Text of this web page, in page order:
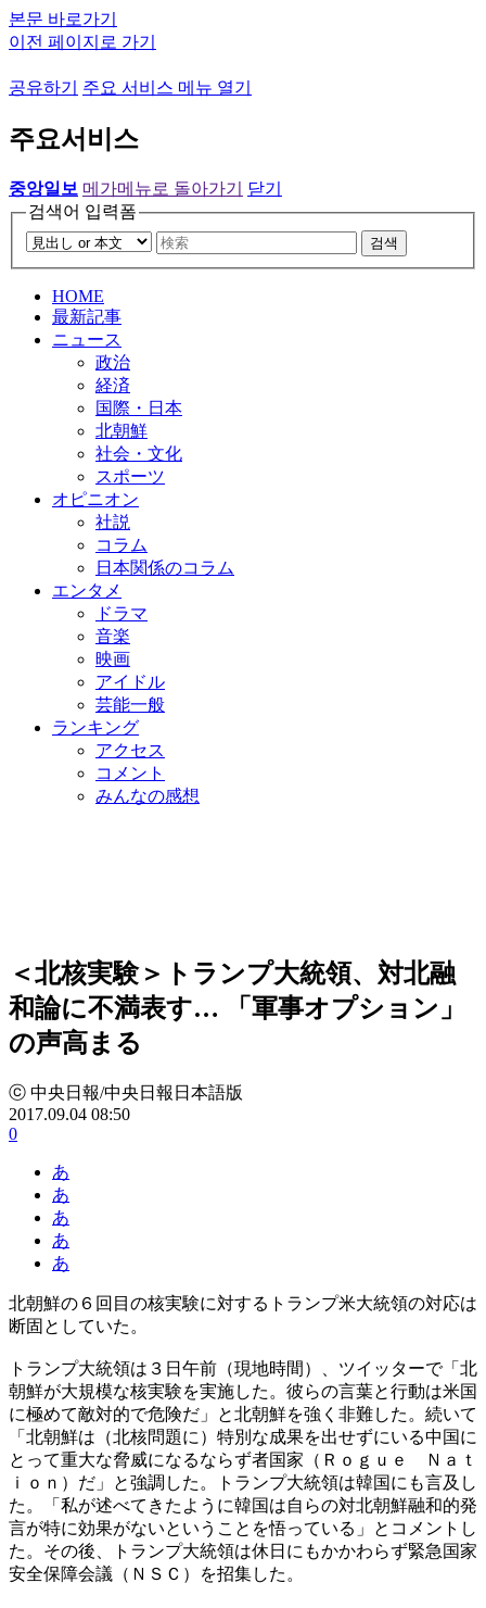
본문 바로가기
이전 페이지로 가기
공유하기 주요 서비스 메뉴 열기
주요서비스
중앙일보 메가메뉴로 돌아가기
닫기
검색어 입력폼
검색
HOME
最新記事
ニュース
政治
経済
国際・日本
北朝鮮
社会・文化
スポーツ
オピニオン
社説
コラム
日本関係のコラム
エンタメ
ドラマ
音楽
映画
アイドル
芸能一般
ランキング
アクセス
コメント
みんなの感想
＜北核実験＞トランプ大統領、対北融
和論に不満表す… 「軍事オプション」
の声高まる
ⓒ 中央日報/中央日報日本語版
2017.09.04 08:50
0
あ
あ
あ
あ
あ
北朝鮮の６回目の核実験に対するトランプ米大統領の対応は
断固としていた。
トランプ大統領は３日午前（現地時間）、ツイッターで「北
朝鮮が大規模な核実験を実施した。彼らの言葉と行動は米国
に極めて敵対的で危険だ」と北朝鮮を強く非難した。続いて
「北朝鮮は（北核問題に）特別な成果を出せずにいる中国に
とって重大な脅威になるならず者国家（Ｒｏｇｕｅ Ｎａｔ
ｉｏｎ）だ」と強調した。トランプ大統領は韓国にも言及し
た。「私が述べてきたように韓国は自らの対北朝鮮融和的発
言が特に効果がないということを悟っている」とコメントし
た。その後、トランプ大統領は休日にもかかわらず緊急国家
安全保障会議（ＮＳＣ）を招集した。